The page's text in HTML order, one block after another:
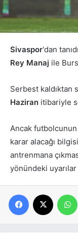
Sivaspor‘dan
Rey Manaj ile
Serbest kaldıktan
Haziran itibariyle
Ancak futbolcunun
karar alacağı
antrenmana
yönündeki
Facebook